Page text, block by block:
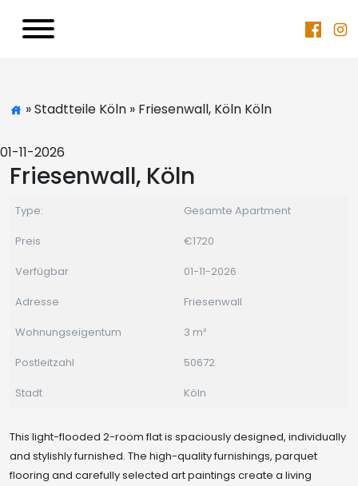
» Stadtteile Köln » Friesenwall, Köln Köln
01-11-2026
Friesenwall, Köln
Type:
Gesamte Apartment
Preis
€1720
Verfügbar
01-11-2026
Adresse
Friesenwall
Wohnungseigentum
3 m²
Postleitzahl
50672
Stadt
Köln
This light-flooded 2-room flat is spaciously designed, individually
and stylishly furnished. The high-quality furnishings, parquet
flooring and carefully selected art paintings create a living